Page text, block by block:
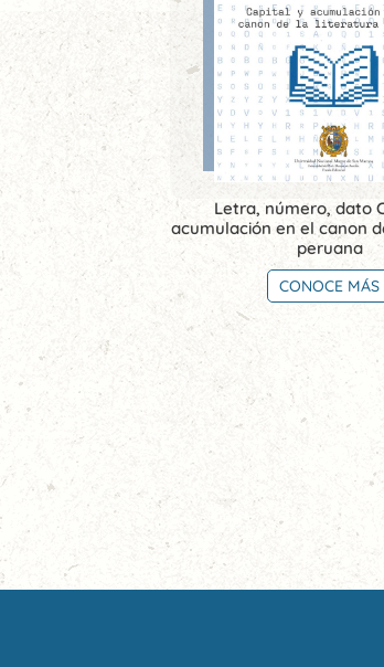
Letra, número, dato
acumulación en el canon
peruana
CONOCE MÁS